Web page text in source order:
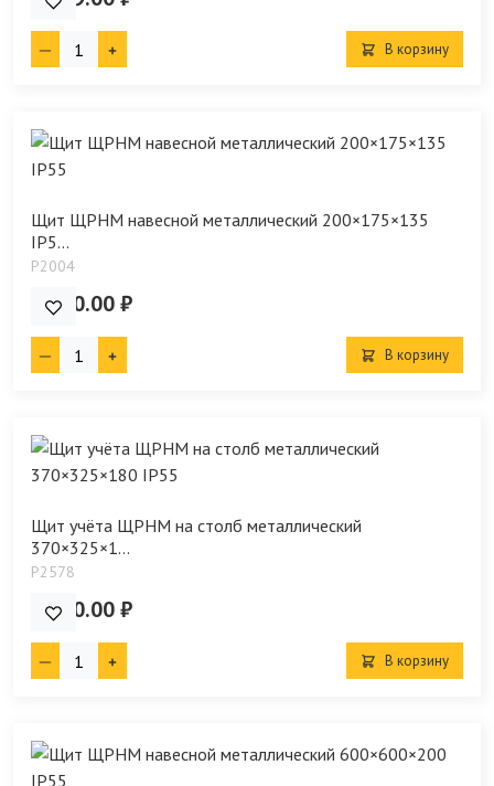
В корзину
Щит ЩРНМ навесной металлический 200×175×135
IP5...
P2004
1 150.00 ₽
В корзину
Щит учёта ЩРНМ на столб металлический
370×325×1...
P2578
2 690.00 ₽
В корзину